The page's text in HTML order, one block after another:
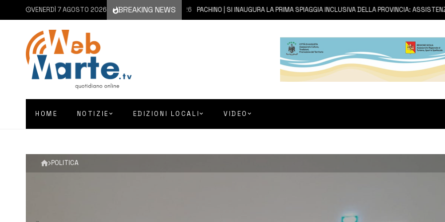
VENERDÌ 7 AGOSTO 2026 BREAKING NEWS
7 AGOSTO 2026 PACHINO | SI INAUGURA LA PRIMA SPIAGGIA INCLUSIVA DELLA PROVINCIA: ASSISTENZA E
HOME NOTIZIE EDIZIONI LOCALI VIDEO
POLITICA